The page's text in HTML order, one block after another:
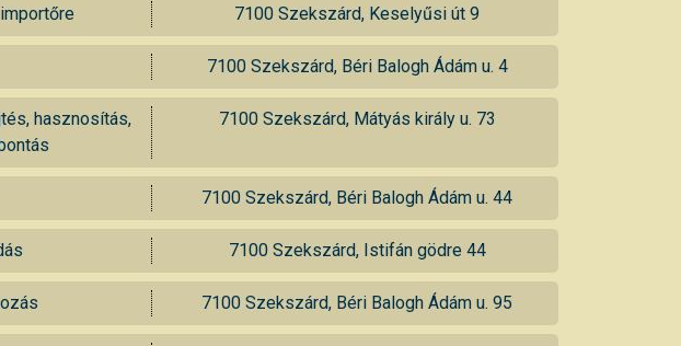
7100 Szekszárd, Keselyűsi út 9
7100 Szekszárd, Béri Balogh Ádám u. 4
hasznosítás,
7100 Szekszárd, Mátyás király u. 73
7100 Szekszárd, Béri Balogh Ádám u. 44
7100 Szekszárd, Istifán gödre 44
7100 Szekszárd, Béri Balogh Ádám u. 95